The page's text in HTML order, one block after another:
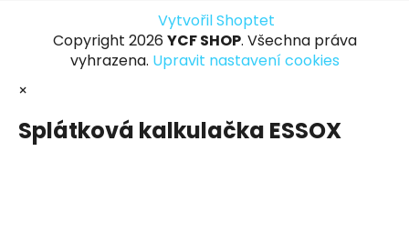
Vytvořil Shoptet
Copyright 2026 YCF SHOP. Všechna práva
vyhrazena. Upravit nastavení cookies
×
Splátková kalkulačka ESSOX